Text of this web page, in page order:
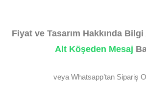
Fiyat ve Tasarım Hakkında
Alt Köşeden Mesaj
veya Whatsapp’tan Sipariş